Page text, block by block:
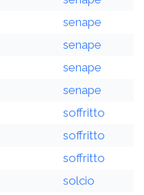
senape
senape
senape
senape
soffritto
soffritto
soffritto
solcio